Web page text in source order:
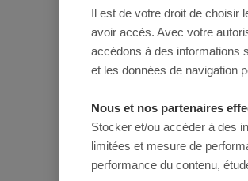
Il est de votre droit de choisir
avoir accès. Avec votre
accédons à des informations
et les données de navigation
Nous et nos partenaires
Stocker et/ou accéder à des
limitées et mesure de
performance du contenu,